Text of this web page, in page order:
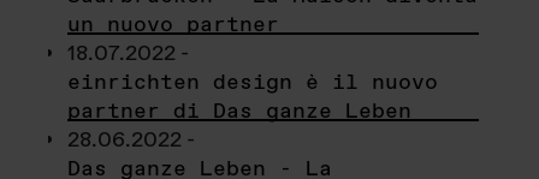
un nuovo partner
18.07.2022 -
einrichten design è il nuovo
partner di Das ganze Leben
28.06.2022 -
Das ganze Leben - La